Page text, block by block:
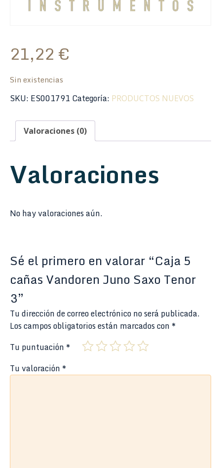
21,22 €
Sin existencias
SKU: ES001791 Categoría: PRODUCTOS NUEVOS
Valoraciones (0)
Valoraciones
No hay valoraciones aún.
Sé el primero en valorar “Caja 5
cañas Vandoren Juno Saxo Tenor
3”
Tu dirección de correo electrónico no será publicada.
Los campos obligatorios están marcados con *
Tu puntuación *
Tu valoración *